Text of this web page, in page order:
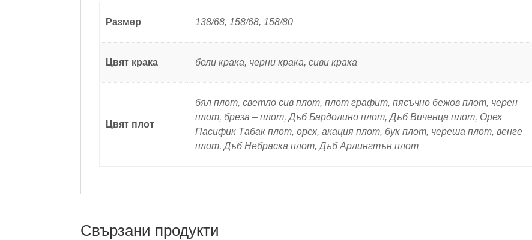
Размер 138/68, 158/68, 158/80
Цвят крака бели крака, черни крака, сиви крака
Цвят плот
бял плот, светло сив плот, плот графит, пясъчно бежов плот, черен
плот, бреза – плот, Дъб Бардолино плот, Дъб Виченца плот, Орех
Пасифик Табак плот, орех, акация плот, бук плот, череша плот, венге
плот, Дъб Небраска плот, Дъб Арлингтън плот
Свързани продукти